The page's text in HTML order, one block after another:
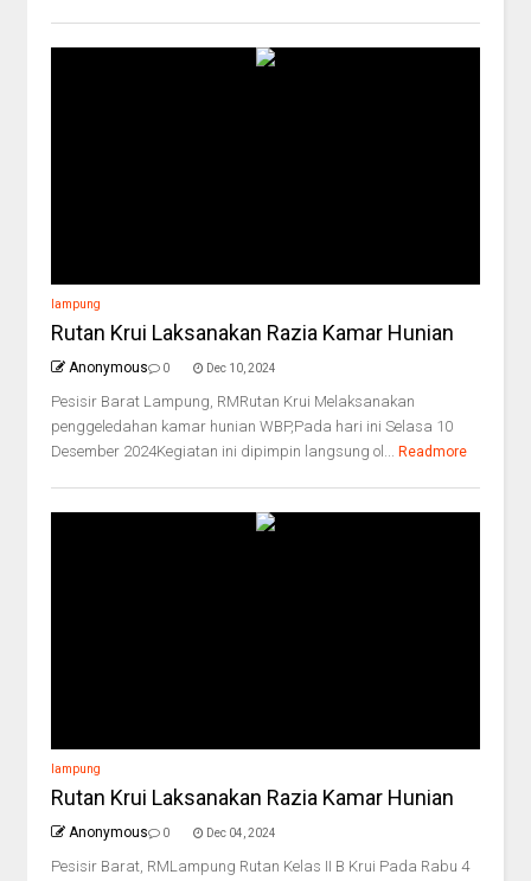
lampung
Rutan Krui Laksanakan Razia Kamar Hunian
Anonymous 0 Dec 10, 2024
Pesisir Barat Lampung, RMRutan Krui Melaksanakan
penggeledahan kamar hunian WBP,Pada hari ini Selasa 10
Desember 2024Kegiatan ini dipimpin langsung ol... Readmore
lampung
Rutan Krui Laksanakan Razia Kamar Hunian
Anonymous 0 Dec 04, 2024
Pesisir Barat, RMLampung Rutan Kelas II B Krui Pada Rabu 4